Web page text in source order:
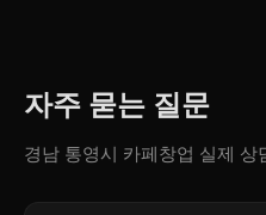
자주 묻는 질문
경남 통영시 카페창업 실제